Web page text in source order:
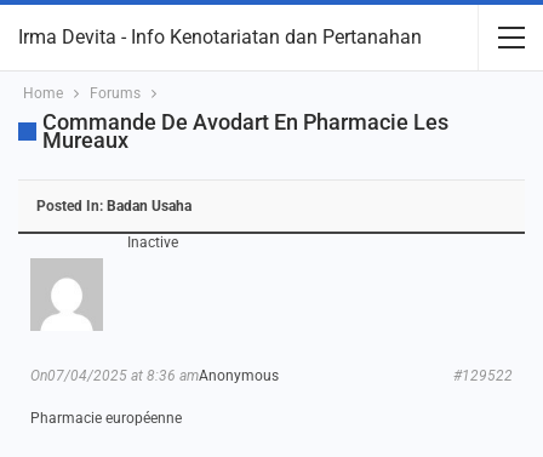
Irma Devita - Info Kenotariatan dan Pertanahan
Home Forums
Commande De Avodart En Pharmacie Les
Mureaux
Posted In: Badan Usaha
Inactive
Anonymous
On07/04/2025 at 8:36 am #129522
Pharmacie européenne